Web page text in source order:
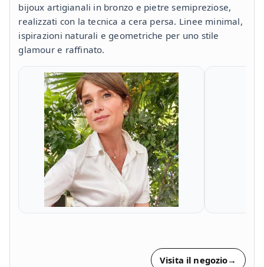
bijoux artigianali in bronzo e pietre semipreziose,
realizzati con la tecnica a cera persa. Linee minimal,
ispirazioni naturali e geometriche per uno stile
glamour e raffinato.
Visita il negozio→